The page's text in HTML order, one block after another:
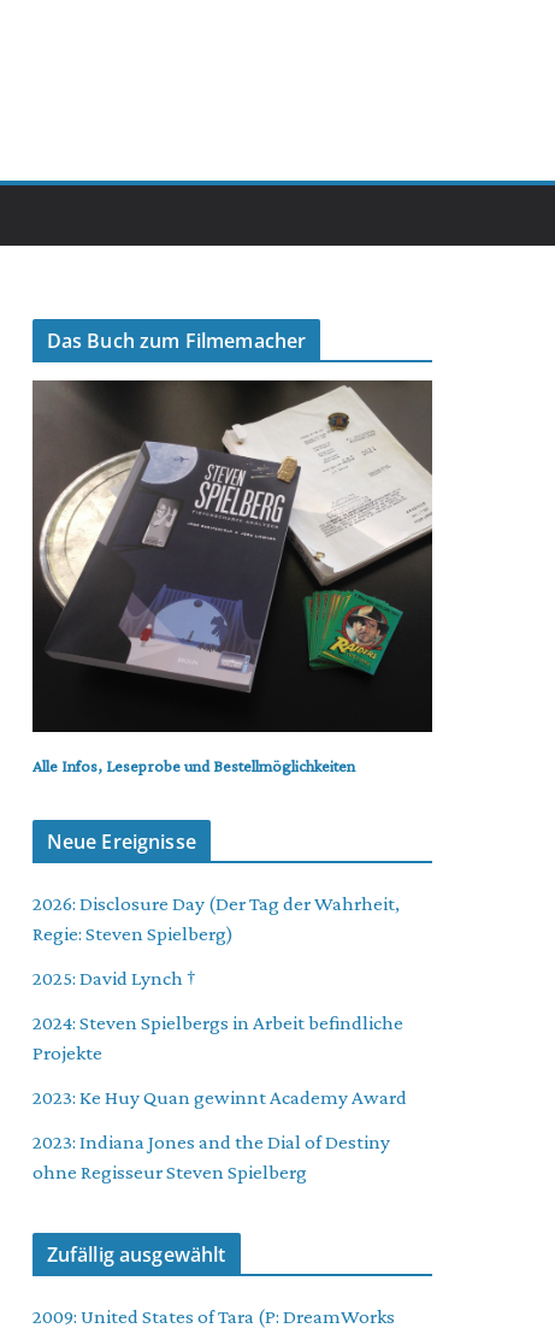
Das Buch zum Filmemacher
Alle Infos, Leseprobe und Bestellmöglichkeiten
Neue Ereignisse
2026: Disclosure Day (Der Tag der Wahrheit,
Regie: Steven Spielberg)
2025: David Lynch †
2024: Steven Spielbergs in Arbeit befindliche
Projekte
2023: Ke Huy Quan gewinnt Academy Award
2023: Indiana Jones and the Dial of Destiny
ohne Regisseur Steven Spielberg
Zufällig ausgewählt
2009: United States of Tara (P: DreamWorks